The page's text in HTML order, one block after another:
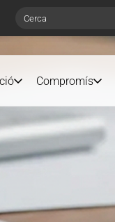
Search
Compromís